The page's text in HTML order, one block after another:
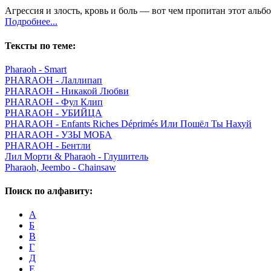
Агрессия и злость, кровь и боль — вот чем пропитан этот
Подробнее...
Тексты по теме:
Pharaoh - Smart
PHARAOH - Лаллипап
PHARAOH - Никакой Любви
PHARAOH - Фул Клип
PHARAOH - УБИЙЦА
PHARAOH - Enfants Riches Déprimés Или Пошёл Ты Нахуй
PHARAOH - УЗЫ МОБА
PHARAOH - Бентли
Лил Морти & Pharaoh - Глушитель
Pharaoh, Jeembo - Chainsaw
Поиск по алфавиту:
А
Б
В
Г
Д